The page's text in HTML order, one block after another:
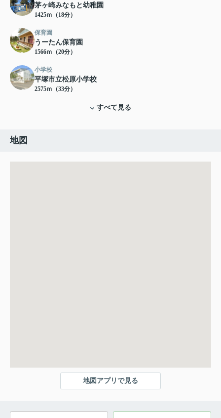
茅ヶ崎みなもと幼稚園
1425ｍ（18分）
保育園
うーたん保育園
1566ｍ（20分）
小学校
平塚市立松原小学校
2575ｍ（33分）
すべて見る
地図
地図アプリで見る